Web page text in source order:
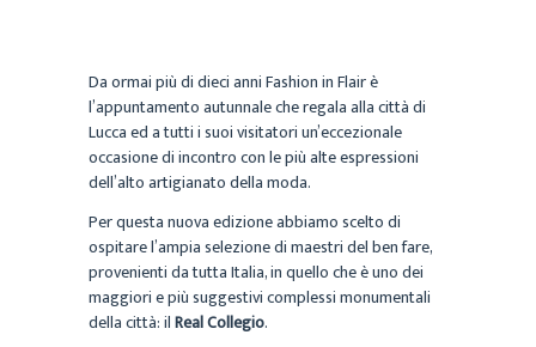
Da ormai più di dieci anni Fashion in Flair è
l’appuntamento autunnale che regala alla città di
Lucca ed a tutti i suoi visitatori un’eccezionale
occasione di incontro con le più alte espressioni
dell’alto artigianato della moda.
Per questa nuova edizione abbiamo scelto di
ospitare l’ampia selezione di maestri del ben fare,
provenienti da tutta Italia, in quello che è uno dei
maggiori e più suggestivi complessi monumentali
della città: ilReal Collegio.